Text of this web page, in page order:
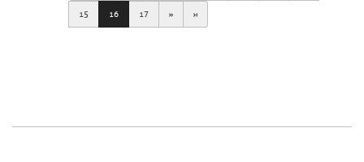
15 16 17 Next Last